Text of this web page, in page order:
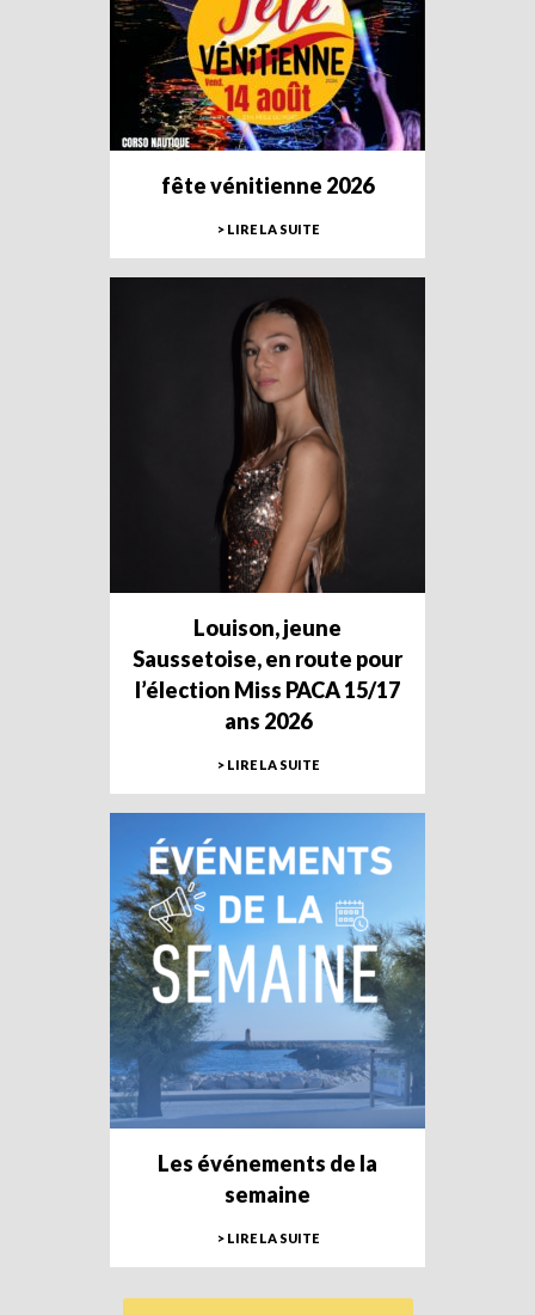
fête vénitienne 2026
> LIRE LA SUITE
Louison, jeune
Saussetoise, en route pour
l’élection Miss PACA 15/17
ans 2026
> LIRE LA SUITE
Les événements de la
semaine
> LIRE LA SUITE